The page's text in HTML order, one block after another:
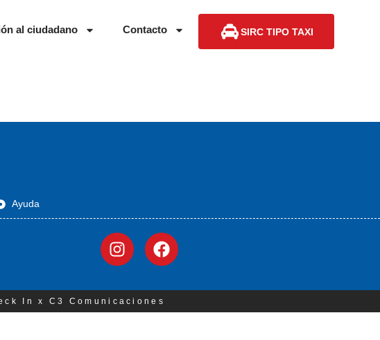
al ciudadano Contacto SIRC TIPO TAXI
Ayuda
In x C3 Comunicaciones